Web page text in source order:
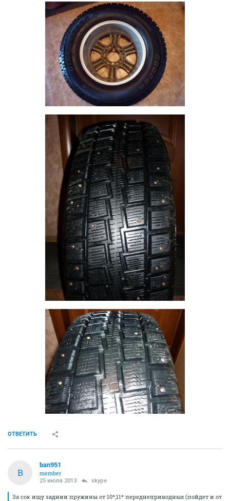
ОТВЕТИТЬ
B
ban951
member
25 июля 2013 skype
За сок ищу заднии пружины от 10*,11* переднеприводных (пойдет и от